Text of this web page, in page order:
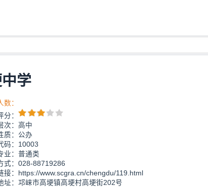
学
数：
分：
次：高中
质：公办
码：10003
业：普通类
式：028-88719286
接：https://www.scgra.cn/chengdu/119.html
址：邛崃市高埂镇高埂村高埂街202号